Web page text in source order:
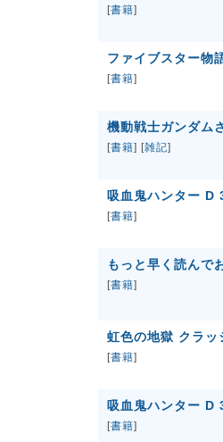
[書籍]
ファイブスター物
[書籍]
機動戦士ガンダム
[書籍] [雑記]
吸血鬼ハンター D
[書籍]
もっと早く読んで
[書籍]
虹色の地獄 クラッ
[書籍]
吸血鬼ハンター D
[書籍]